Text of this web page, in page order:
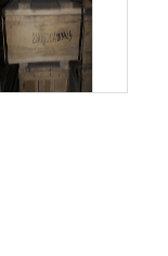
Thông số kỹ thuật
Xem chi tiết